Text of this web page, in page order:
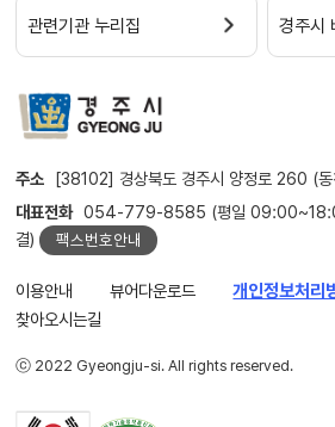
관련기관 누리집 경주시
주소 [38102] 경상북도 경주시 양정로 260 (동
대표전화 054-779-8585 (평일
결)
팩스번호안내
이용안내 뷰어다운로드 개인정보처리
찾아오시는길
ⓒ 2022 Gyeongju-si. All rights reserved.